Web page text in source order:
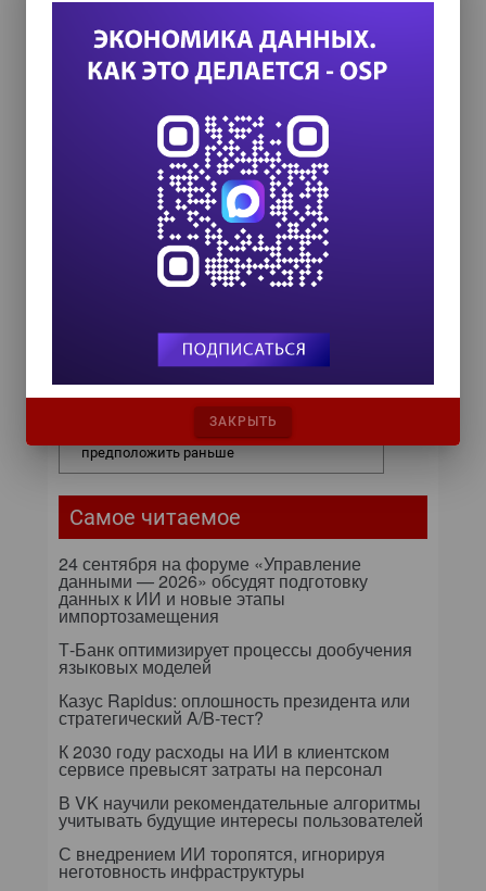
TEAM LEAD TODAY 2026
10 сентября 2026
Форум ProcessTech
18 сентября 2026
Управление данными 2026
24 сентября 2026
HR TECH + ИИ ТРАНСФОРМАЦИЯ 2026
8 октября 2026
От кликов до миллионов: как
повседневные операции
влияют на маржу компании
Бизнес видит больше, чем мог
предположить раньше
Самое читаемое
24 сентября на форуме «Управление
данными — 2026» обсудят подготовку
данных к ИИ и новые этапы
импортозамещения
Т-Банк оптимизирует процессы дообучения
языковых моделей
Казус Rapidus: оплошность президента или
стратегический A/B-тест?
К 2030 году расходы на ИИ в клиентском
сервисе превысят затраты на персонал
В VK научили рекомендательные алгоритмы
учитывать будущие интересы пользователей
С внедрением ИИ торопятся, игнорируя
неготовность инфраструктуры
ЗАКРЫТЬ